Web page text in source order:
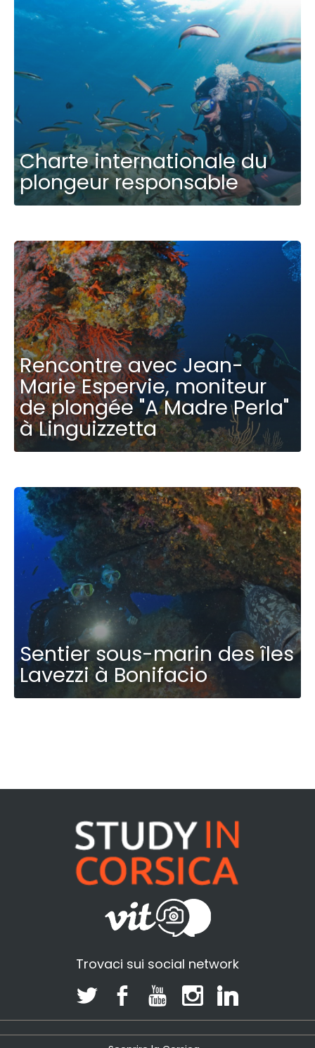
Charte internationale du
plongeur responsable
Rencontre avec Jean-
Marie Espervie, moniteur
de plongée "A Madre Perla"
à Linguizzetta
Sentier sous-marin des îles
Lavezzi à Bonifacio
Trovaci sui social network